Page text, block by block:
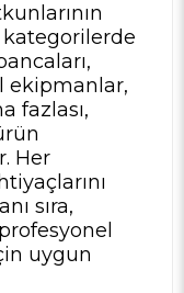
ekipmanlar,
fazlası,
Her
sıra,
uygun